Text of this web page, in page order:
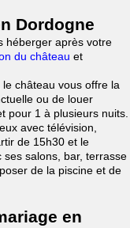
Dordogne
héberger après votre
du château et
château vous offre la
ou de louer
pour 1 à plusieurs nuits.
avec télévision,
de 15h30 et le
salons, bar, terrasse
de la piscine et de
en